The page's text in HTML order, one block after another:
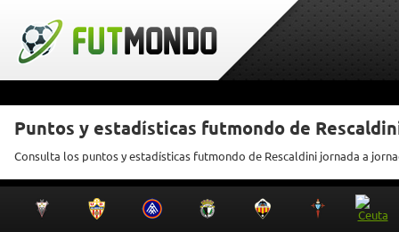
Puntos y estadísticas futmondo de
Consulta los puntos y estadísticas futmondo de Rescaldini jornada a